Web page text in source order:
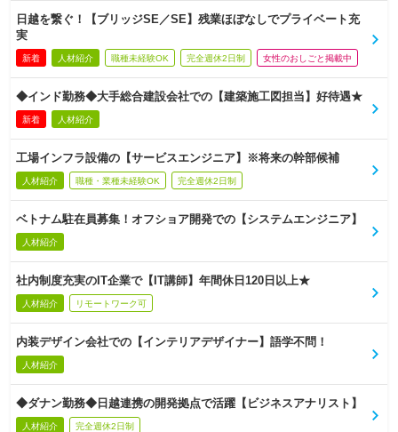
日越を繋ぐ！【ブリッジSE／SE】残業ほぼなしでプライベート充
実
新着 人材紹介 職種未経験OK 完全週休2日制 女性のおしごと掲載中
◆インド勤務◆大手総合建設会社での【建築施工図担当】好待遇★
新着 人材紹介
工場インフラ設備の【サービスエンジニア】※将来の幹部候補
人材紹介 職種・業種未経験OK 完全週休2日制
ベトナム駐在員募集！オフショア開発での【システムエンジニア】
人材紹介
社内制度充実のIT企業で【IT講師】年間休日120日以上★
人材紹介 リモートワーク可
内装デザイン会社での【インテリアデザイナー】語学不問！
人材紹介
◆ダナン勤務◆日越連携の開発拠点で活躍【ビジネスアナリスト】
人材紹介 完全週休2日制